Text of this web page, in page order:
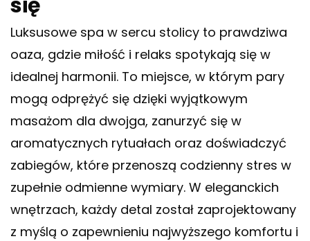
Luksusowe spa w sercu stolicy to prawdziwa
oaza, gdzie miłość i relaks spotykają się w
idealnej harmonii. To miejsce, w którym pary
mogą odprężyć się dzięki wyjątkowym
masażom dla dwojga, zanurzyć się w
aromatycznych rytuałach oraz doświadczyć
zabiegów, które przenoszą codzienny stres w
zupełnie odmienne wymiary. W eleganckich
wnętrzach, każdy detal został zaprojektowany
z myślą o zapewnieniu najwyższego komfortu i